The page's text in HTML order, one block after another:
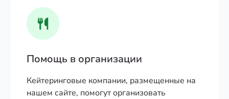
Помощь в организации
Кейтеринговые компании, размещенные на
нашем сайте, помогут организовать